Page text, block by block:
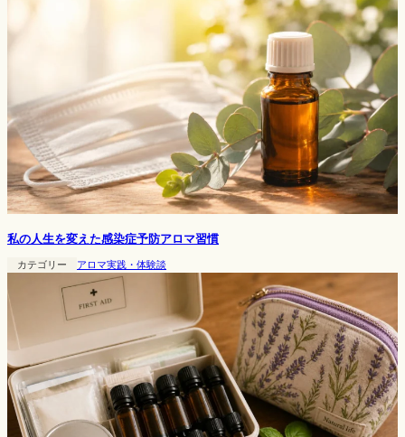
私の人生を変えた感染症予防アロマ習慣
カテゴリー アロマ実践・体験談